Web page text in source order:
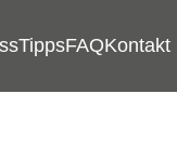
TippsFAQKontakt